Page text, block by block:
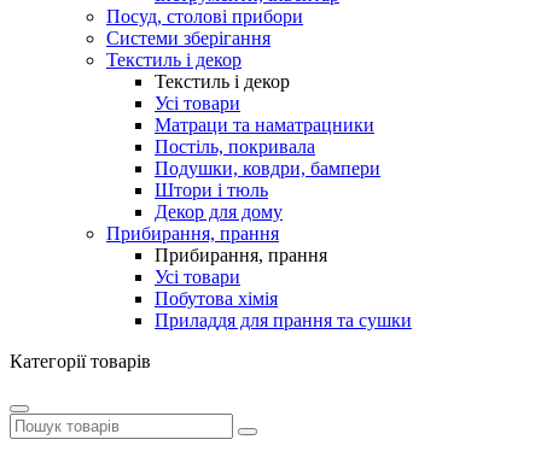
Посуд, столові прибори
Системи зберігання
Текстиль і декор
Текстиль і декор
Усі товари
Матраци та наматрацники
Постіль, покривала
Подушки, ковдри, бампери
Штори і тюль
Декор для дому
Прибирання, прання
Прибирання, прання
Усі товари
Побутова хімія
Приладдя для прання та сушки
Категорії товарів